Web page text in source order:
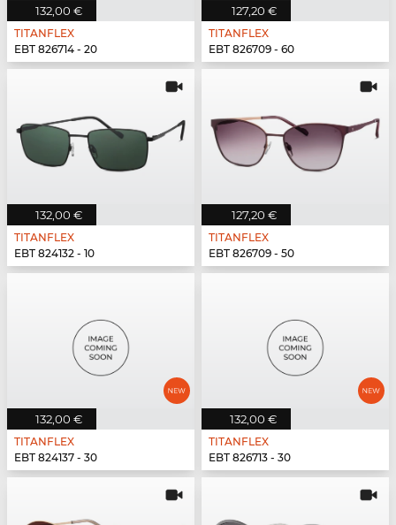
132,00 €
TITANFLEX
EBT 826714 - 20
127,20 €
TITANFLEX
EBT 826709 - 60
132,00 €
TITANFLEX
EBT 824132 - 10
127,20 €
TITANFLEX
EBT 826709 - 50
132,00 €
TITANFLEX
EBT 824137 - 30
132,00 €
TITANFLEX
EBT 826713 - 30